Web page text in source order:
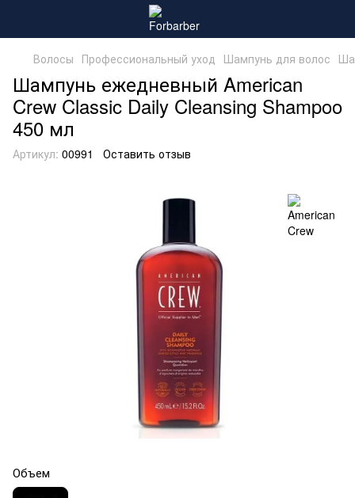
Волосы Профессиональный уход Шампунь для волос
Шампунь ежедневный American
Crew Classic Daily Cleansing Shampoo
450 мл
Артикул: 00991 Оставить отзыв
Объем